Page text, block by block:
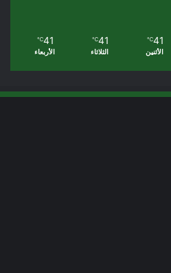
41
℃
الأثنين
41
℃
الثلاثاء
41
℃
الأربعاء